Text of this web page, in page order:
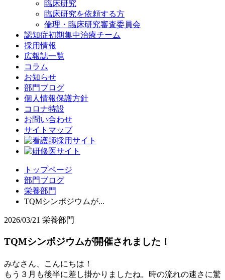
臨床研究
臨床研究を依頼する方
倫理・臨床研究審査委員会
認知症初期集中治療チーム
採用情報
広報誌一覧
コラム
お知らせ
部門ブログ
個人情報保護方針
コロナ特設
お問い合わせ
サイトマップ
トップページ
部門ブログ
栄養部門
TQMシンポジウムが...
2026/03/21 栄養部門
TQMシンポジウムが開催されました！
みなさん、こんにちは！
もう３月も後半に差し掛かりましたね。時の流れの速さに驚